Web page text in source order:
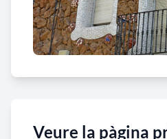
Veure la pàgina